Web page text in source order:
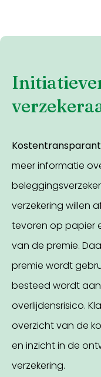
meer informatie
verzekering willen
tevoren op papier
van de premie.
premie wordt
besteed wordt
overlijdensrisico.
overzicht van de
en inzicht in de
verzekering.